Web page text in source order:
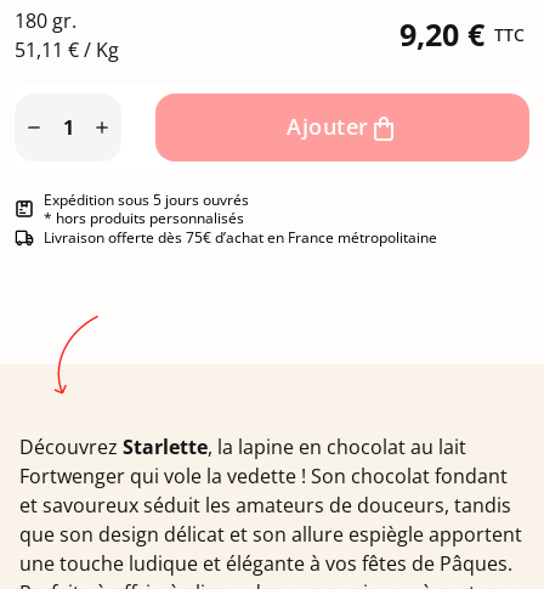
180 gr.
51,11 € / Kg
9,20 € TTC
  Ajouter
Expédition sous 5 jours ouvrés
* hors produits personnalisés
Livraison offerte dès 75€ d’achat en France métropolitaine
Découvrez Starlette, la lapine en chocolat au lait
Fortwenger qui vole la vedette ! Son chocolat fondant
et savoureux séduit les amateurs de douceurs, tandis
que son design délicat et son allure espiègle apportent
une touche ludique et élégante à vos fêtes de Pâques.